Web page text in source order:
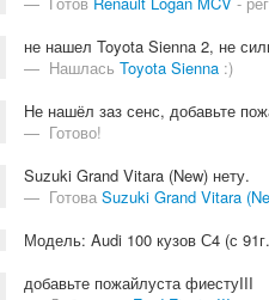
не нашел Toyota Sienna 2, не
Нашлась Toyota Sienna :)
Не нашёл заз сенс, добавьте
Готово!
Suzuki Grand Vitara (New) нету.
Готова Suzuki Grand Vitara
Модель: Audi 100 кузов С4 (с
добавьте пожайлуста фиестуIII